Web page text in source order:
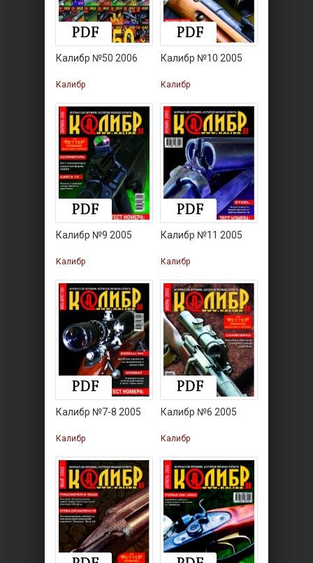
Калибр №50 2006
Калибр
Калибр №10 2005
Калибр
Калибр №9 2005
Калибр
Калибр №11 2005
Калибр
Калибр №7-8 2005
Калибр
Калибр №6 2005
Калибр